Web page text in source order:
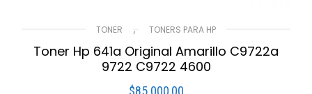
TONER , TONERS PARA HP
Toner Hp 641a Original Amarillo C9722a
9722 C9722 4600
$85.000,00